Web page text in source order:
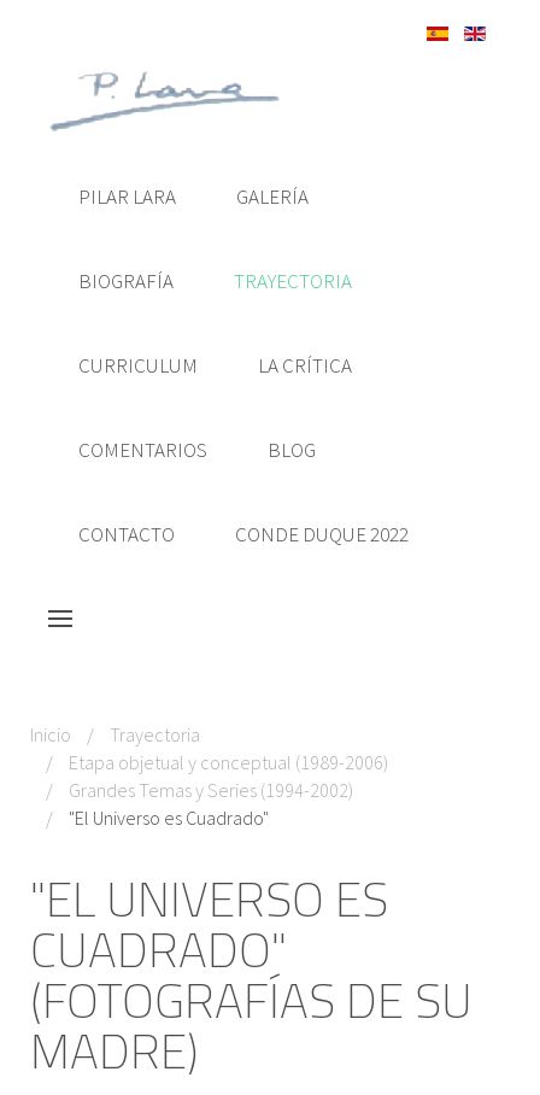
PILAR LARA GALERÍA
BIOGRAFÍA TRAYECTORIA
CURRICULUM LA CRÍTICA
COMENTARIOS BLOG
CONTACTO CONDE DUQUE 2022
Inicio
Trayectoria
Etapa objetual y conceptual (1989-2006)
Grandes Temas y Series (1994-2002)
"El Universo es Cuadrado"
"EL UNIVERSO ES
CUADRADO"
(FOTOGRAFÍAS DE SU
MADRE)